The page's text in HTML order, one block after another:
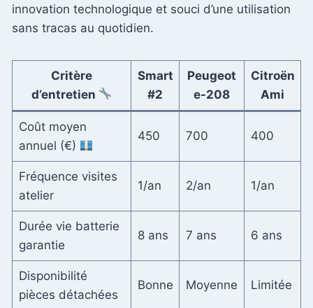
innovation technologique et souci d’une utilisation
sans tracas au quotidien.
Critère
d’entretien
Smart
#2
Peugeot
e-208
Citroën
Ami
Coût moyen
annuel (€)
450 700 400
Fréquence visites
atelier
1/an 2/an 1/an
Durée vie batterie
garantie
8 ans 7 ans 6 ans
Disponibilité
pièces détachées
Bonne Moyenne Limitée